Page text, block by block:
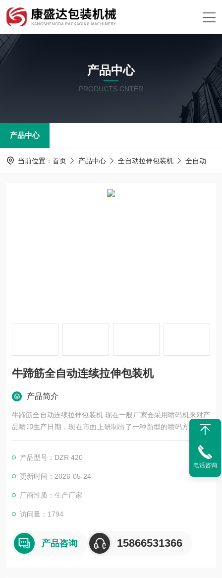
产品中心
PRODUCTS CNTER
产品中心
当前位置： 首页 产品中心 全自动拉伸包装机 全自动连续拉伸真空包装机
牛蹄筋全自动连续拉伸包装机
产品简介
牛蹄筋全自动连续拉伸包装机 现在一般厂家会采用喷码机来对产
品喷印生产日期，现在市面上研制出了一种新型的喷码方式，那
就是激光喷码机，激光喷码机喷制的生产日期具有保留时间久，
而且不会出现掉字现象，它相较于喷码机的优势是无需油墨，这
样就会节省了一块生产成本。
产品型号：DZR 420
更新时间：2026-05-24
厂商性质：生产厂家
访问量：1794
产品咨询 15866531366
电话咨询